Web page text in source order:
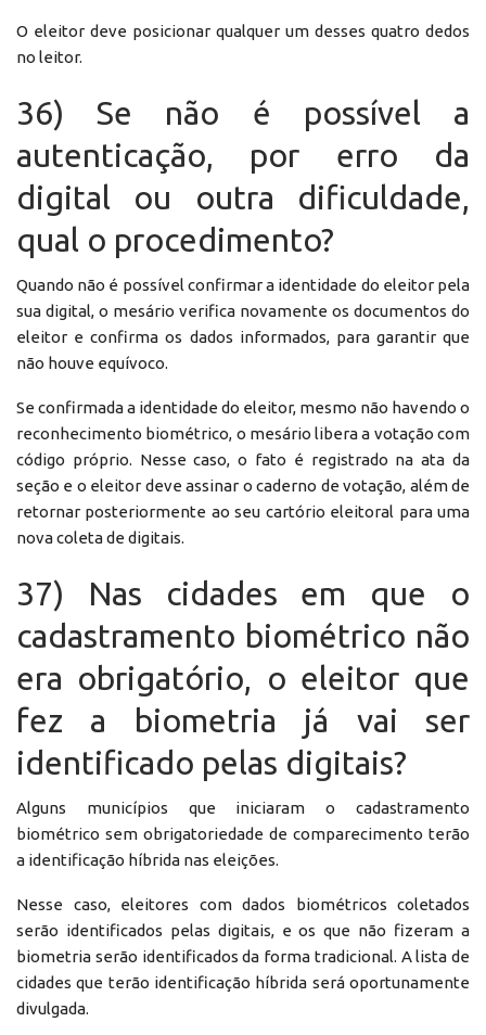
O eleitor deve posicionar qualquer um desses quatro dedos
no leitor.
36) Se não é possível a
autenticação, por erro da
digital ou outra dificuldade,
qual o procedimento?
Quando não é possível confirmar a identidade do eleitor pela
sua digital, o mesário verifica novamente os documentos do
eleitor e confirma os dados informados, para garantir que
não houve equívoco.
Se confirmada a identidade do eleitor, mesmo não havendo o
reconhecimento biométrico, o mesário libera a votação com
código próprio. Nesse caso, o fato é registrado na ata da
seção e o eleitor deve assinar o caderno de votação, além de
retornar posteriormente ao seu cartório eleitoral para uma
nova coleta de digitais.
37) Nas cidades em que o
cadastramento biométrico não
era obrigatório, o eleitor que
fez a biometria já vai ser
identificado pelas digitais?
Alguns municípios que iniciaram o cadastramento
biométrico sem obrigatoriedade de comparecimento terão
a identificação híbrida nas eleições.
Nesse caso, eleitores com dados biométricos coletados
serão identificados pelas digitais, e os que não fizeram a
biometria serão identificados da forma tradicional. A lista de
cidades que terão identificação híbrida será oportunamente
divulgada.